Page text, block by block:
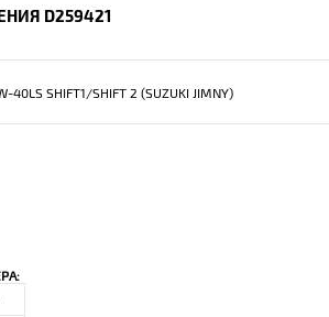
D259421
40LS SHIFT1/SHIFT 2 (SUZUKI JIMNY)